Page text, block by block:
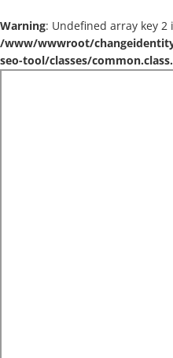
Warning: Undefined array key 2
/www/wwwroot/
seo-tool/classes/